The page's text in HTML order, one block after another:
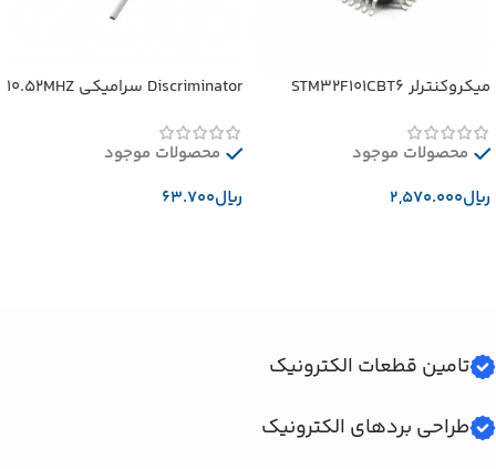
میکروکنترلر STM32F101CBT6
محصولات موجود
﷼
Discriminator سرامیکی 10.52MHZ
محصولات موجود
﷼
تامین قطعات الکترونیک
طراحی بردهای الکترونیک